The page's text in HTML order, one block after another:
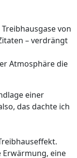
von
– verdrängt
Atmosphäre die
einer
das dachte ich
eine